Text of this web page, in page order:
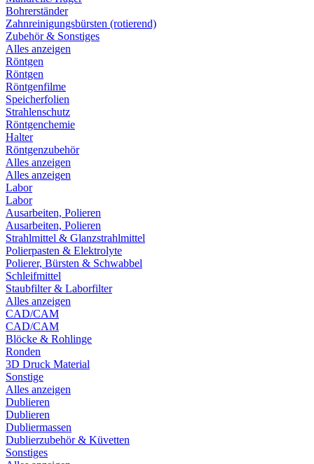
Bohrerständer
Zahnreinigungsbürsten (rotierend)
Zubehör & Sonstiges
Alles anzeigen
Röntgen
Röntgen
Röntgenfilme
Speicherfolien
Strahlenschutz
Röntgenchemie
Halter
Röntgenzubehör
Alles anzeigen
Alles anzeigen
Labor
Labor
Ausarbeiten, Polieren
Ausarbeiten, Polieren
Strahlmittel & Glanzstrahlmittel
Polierpasten & Elektrolyte
Polierer, Bürsten & Schwabbel
Schleifmittel
Staubfilter & Laborfilter
Alles anzeigen
CAD/CAM
CAD/CAM
Blöcke & Rohlinge
Ronden
3D Druck Material
Sonstige
Alles anzeigen
Dublieren
Dublieren
Dubliermassen
Dublierzubehör & Küvetten
Sonstiges